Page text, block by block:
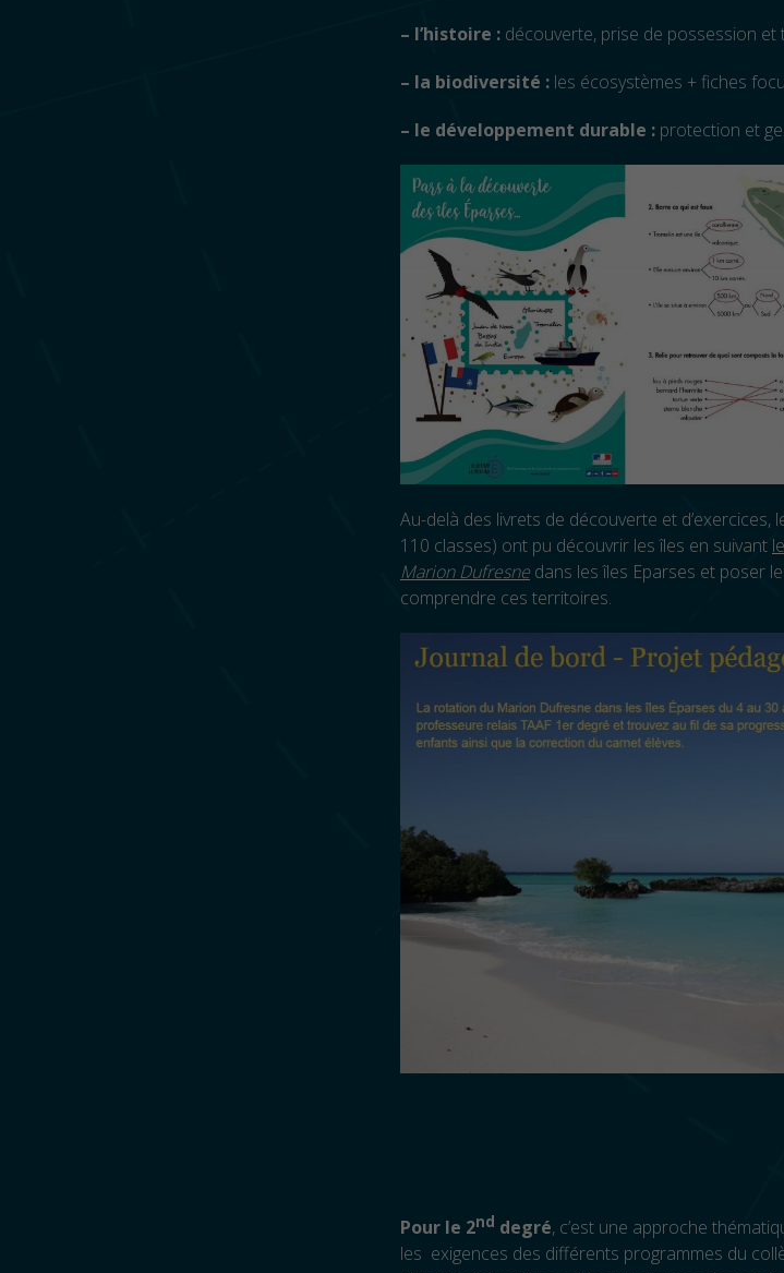
– l’histoire : découverte, prise de possession et
– la biodiversité : les écosystèmes + fiches
– le développement durable : protection et
Au-delà des livrets de découverte et
110 classes) ont pu découvrir les îles en suivant
Marion Dufresne dans les îles Eparses et poser
comprendre ces territoires.
Pour le 2nd degré, c’est une approche
les exigences des différents programmes du